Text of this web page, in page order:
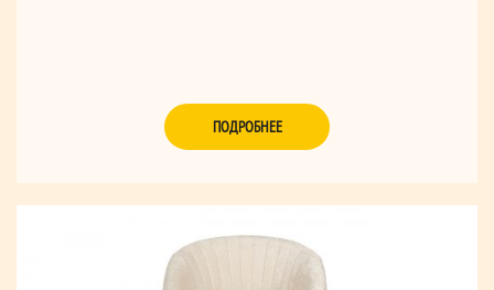
ПОДРОБНЕЕ